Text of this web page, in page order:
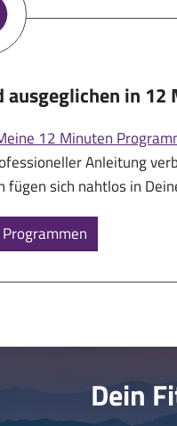
ausgeglichen in 12
12 Minuten
Anleitung
fügen sich nahtlos in
Dein